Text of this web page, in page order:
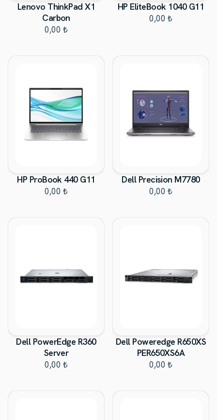
Lenovo ThinkPad X1
Carbon
0,00 ₺
HP EliteBook 1040 G11
0,00 ₺
HP ProBook 440 G11
0,00 ₺
Dell Precision M7780
0,00 ₺
Dell PowerEdge R360
Server
0,00 ₺
Dell Poweredge R650XS
PER650XS6A
0,00 ₺